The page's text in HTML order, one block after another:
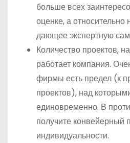
больше всех
оценке, а
дающее экспертную
Количество проектов,
работает компания.
фирмы есть предел (к
проектов), над
единовременно. В
получите конвейерный
индивидуальности.